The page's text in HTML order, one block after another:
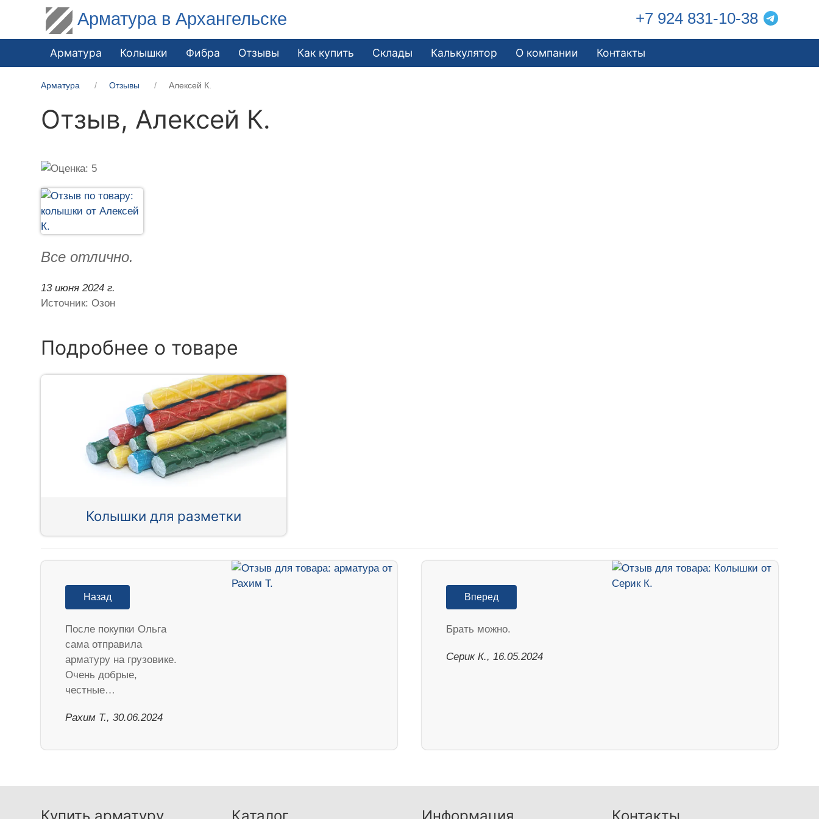
Арматура в Архангельске +7 924 831-10-38
Арматура Колышки Фибра Отзывы Как купить Склады Калькулятор О компании Контакты
Арматура Отзывы Алексей К.
Отзыв, Алексей К.
Все отлично.
13 июня 2024 г.
Источник: Озон
Подробнее о товаре
Колышки для разметки
Назад
После покупки Ольга
сама отправила
арматуру на грузовике.
Очень добрые,
честные…
Рахим Т., 30.06.2024
Вперед
Брать можно.
Серик К., 16.05.2024
Купить арматуру Каталог Информация Контакты